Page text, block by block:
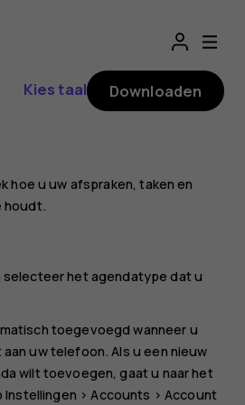
Kies taal Downloaden
hoe u uw afspraken, taken en
houdt.
selecteer het agendatype dat u
toegevoegd wanneer u
uw telefoon. Als u een nieuw
wilt toevoegen, gaat u naar het
Instellingen >Accounts > Account